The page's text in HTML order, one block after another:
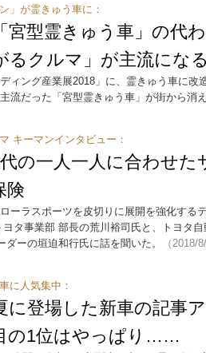
」が霊きゅう車に：
宮型霊きゅう車」の代
るクルマ」が主流にな
ィング産業展2018」に、霊きゅう車に改
流だった「宮型霊きゅう車」が街から消
キーマンインタビュー：
の一人一人に合わせ
険
ーラスポーツを皮切りに展開を強化する
タ事業部 部長の荒川裕司氏と、トヨタ
ーの垣迫和行氏に話を聞いた。
（2018/
に人気集中：
に登場した新車の記事
1位はやっぱり……